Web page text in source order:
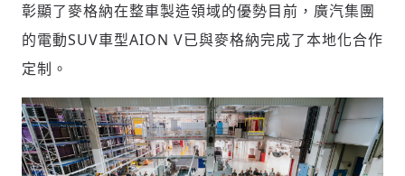
人文
彰顯了麥格納在整車製造領域的優勢目前，廣汽集團
的電動SUV車型AION V已與麥格納完成了本地化合作
定制。